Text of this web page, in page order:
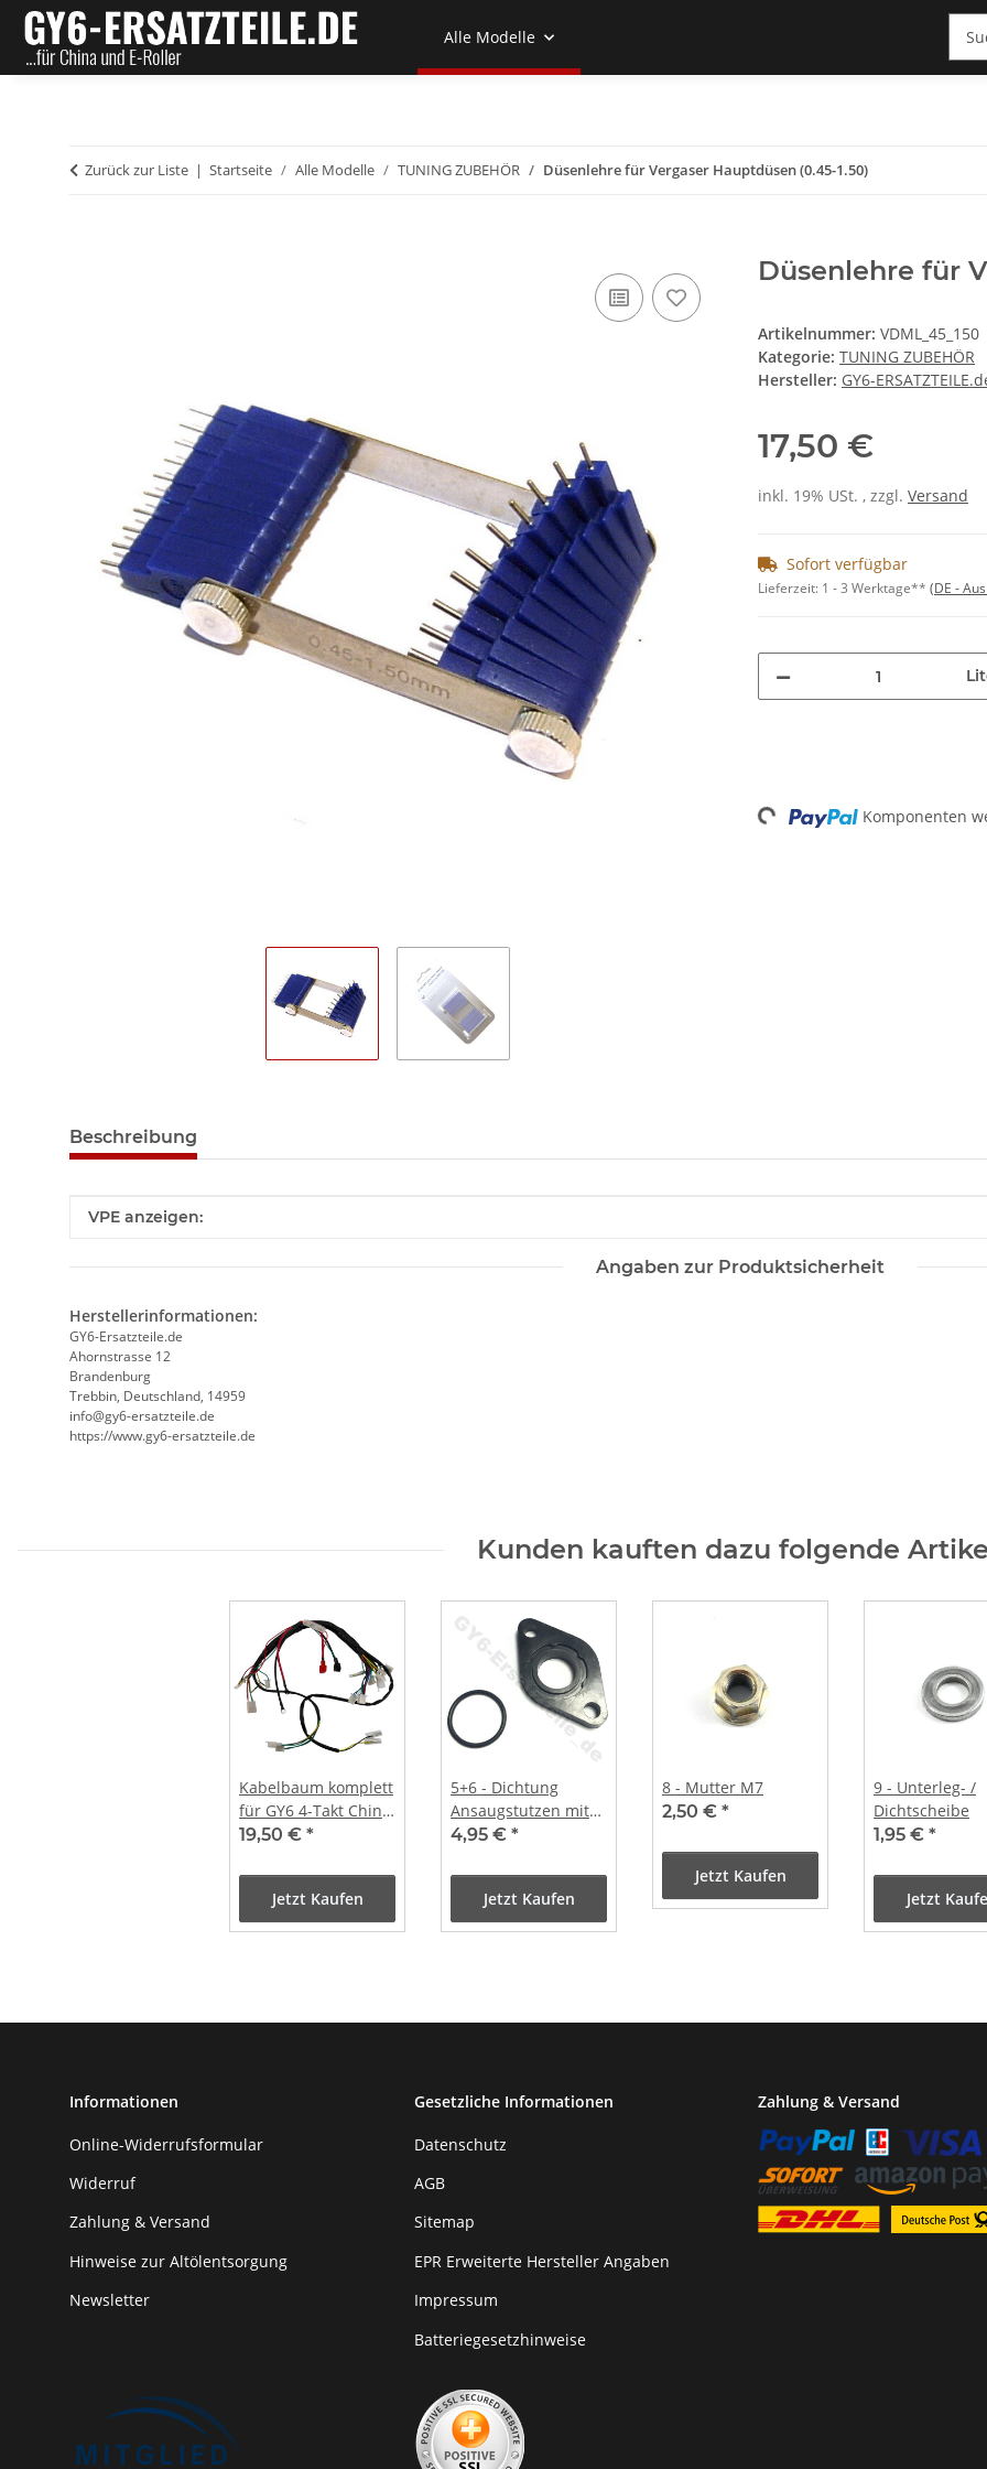
Alle Modelle
Zurück zur Liste Startseite Alle Modelle TUNING ZUBEHÖR Düsenlehre für Vergaser Hauptdüsen (0.45-1.50)
Düsenlehre für
Artikelnummer: VDML_45_150
Kategorie: TUNING ZUBEHÖR
Hersteller: GY6-
17,50 €
inkl. 19% USt. , zzgl. Versand
Sofort verfügbar
Lieferzeit: 1 - 3 Werktage** (DE -
Loading... Komponenten
Beschreibung
Produkteigenschaft
Wert
VPE anzeigen:
Angaben zur Produktsicherheit
Herstellerinformationen:
GY6-Ersatzteile.de
Ahornstrasse 12
Brandenburg
Trebbin, Deutschland, 14959
info@gy6-ersatzteile.de
https://www.gy6-ersatzteile.de
Kunden kauften dazu folgende
Kabelbaum komplett
für GY6 4-Takt China
Quad Roller
19,50 € *
Jetzt Kaufen
5+6 - Dichtung
Ansaugstutzen mit
O-Ring
4,95 € *
Jetzt Kaufen
8 - Mutter M7
2,50 € *
Jetzt Kaufen
9 - Unterleg- /
Dichtscheibe
1,95 € *
Jetzt
Informationen
Online-Widerrufsformular
Widerruf
Zahlung & Versand
Hinweise zur Altölentsorgung
Newsletter
Gesetzliche Informationen
Datenschutz
AGB
Sitemap
EPR Erweiterte Hersteller Angaben
Impressum
Batteriegesetzhinweise
Zahlung & Versand